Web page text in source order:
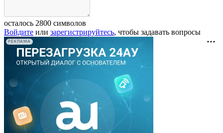
осталось 2800 символов
Войдите или зарегистрируйтесь, чтобы задавать вопросы
РЕКЛАМА